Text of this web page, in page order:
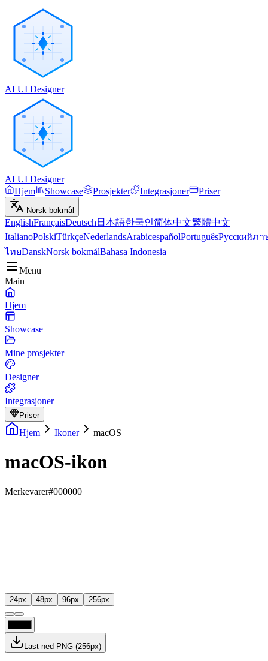
AI UI Designer
AI UI Designer
Hjem
Showcase Prosjekter Integrasjoner Priser
Norsk bokmål
EnglishFrançaisDeutsch 日本語한국인简体中文繁體中文
ItalianoPolskiTürkçeNederlandsArabicespañolPortuguêsРусскийภา
ไทยDanskNorsk bokmålBahasa Indonesia
Menu
Main
Hjem
Showcase
Mine prosjekter
Designer
Integrasjoner
Priser
Hjem Ikoner macOS
macOS-ikon
Merkevarer#000000
24px 48px 96px 256px
Last ned PNG (256px)